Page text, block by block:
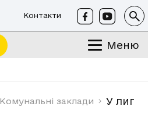
Контакти
Меню
Комунальні заклади У